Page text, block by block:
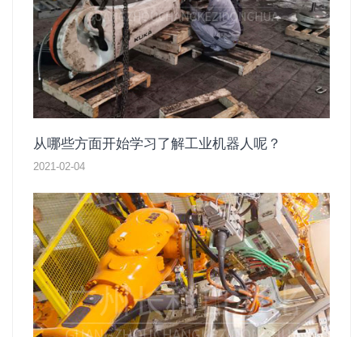
从哪些方面开始学习了解工业机器人呢？
2021-02-04